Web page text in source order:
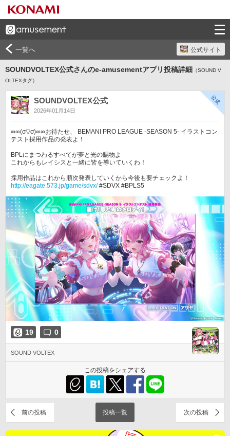
一覧へ 公式サイト
SOUNDVOLTEX公式さんのe-amusementアプリ投稿詳細 （SOUND V
OLTEXタグ）
SOUNDVOLTEX公式
2026年01月14日
∞∞(σ▽σ)∞∞お待たせ、 BEMANI PRO LEAGUE -SEASON 5- イラストコン
テスト採用作品の発表よ！
BPLにまつわるすべてが夢と光の賜物よ
これからもレイシスと一緒に皆を導いていくわ！
http://eagate.573.jp/game/sdvx/ #SDVX #BPLS5
19 0
SOUND VOLTEX
この投稿をシェアする
前の投稿 投稿一覧 次の投稿